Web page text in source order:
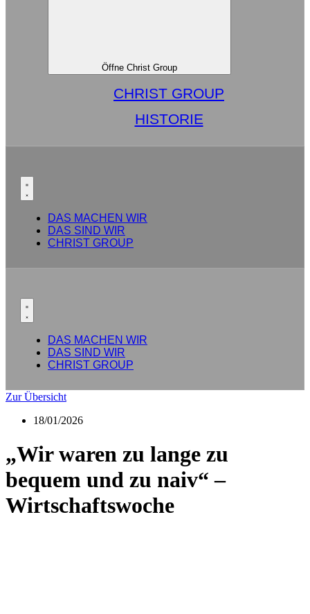
Öffne Christ Group
CHRIST GROUP
HISTORIE
DAS MACHEN WIR
DAS SIND WIR
CHRIST GROUP
DAS MACHEN WIR
DAS SIND WIR
CHRIST GROUP
Zur Übersicht
18/01/2026
„Wir waren zu lange zu
bequem und zu naiv“ –
Wirtschaftswoche